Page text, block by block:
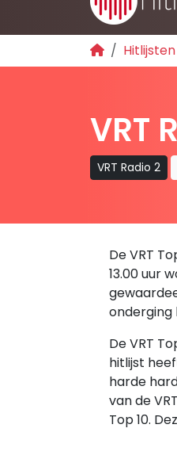
Hitlijsten
VRT
VRT Radio 2
De VRT
13.00 uur
onderging
De VRT
hitlijst
harde
van de
Top 10.